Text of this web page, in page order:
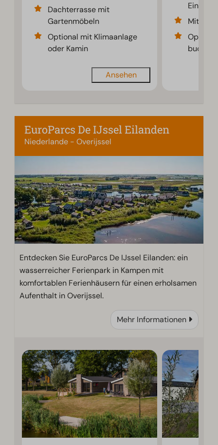
Dachterrasse mit
Gartenmöbeln
Optional mit Klimaanlage
oder Kamin
Ansehen
Mit
buchbar
EuroParcs De IJssel Eilanden
Niederlande - Overijssel
Entdecken Sie EuroParcs De IJssel Eilanden: ein
wasserreicher Ferienpark in Kampen mit
komfortablen Ferienhäusern für einen erholsamen
Aufenthalt in Overijssel.
Mehr Informationen